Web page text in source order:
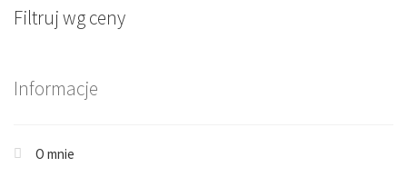
Filtruj wg ceny
Informacje
O mnie